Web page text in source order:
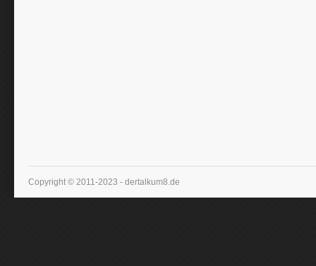
Copyright © 2011-2023 - dertalkum8.de